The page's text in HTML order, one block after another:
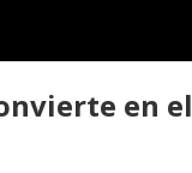
en el